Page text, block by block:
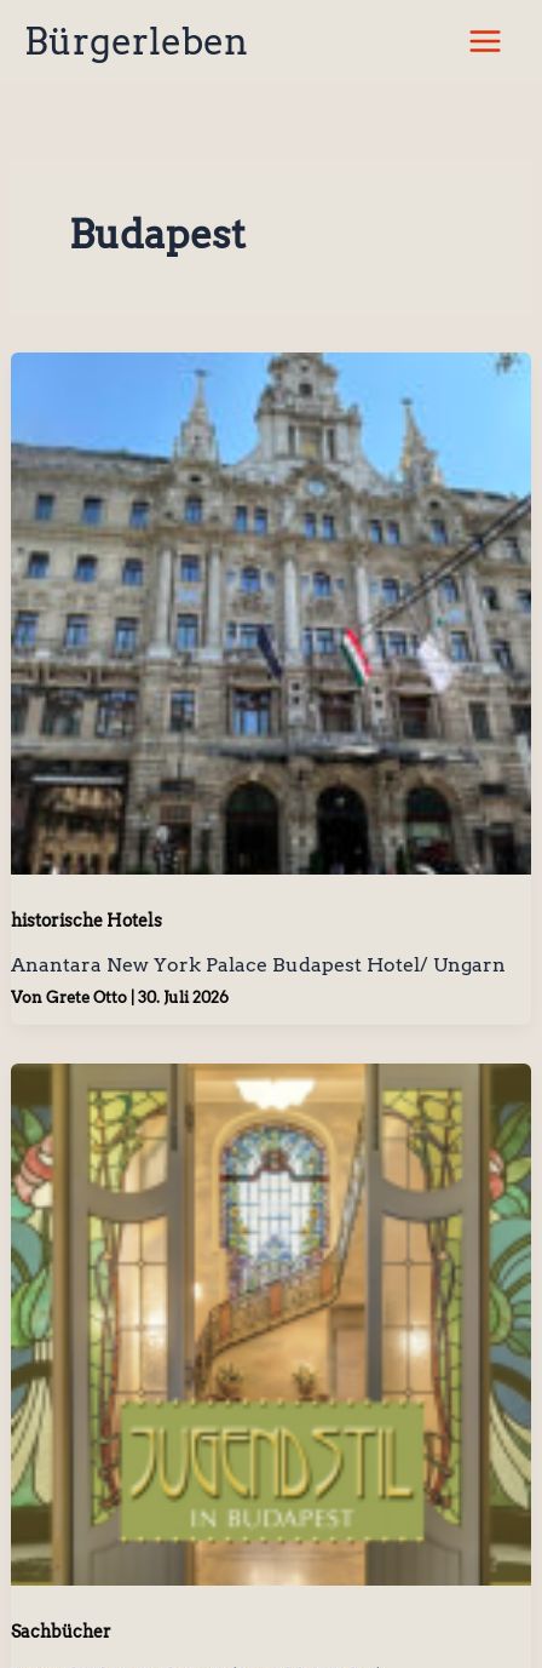
InhaltBürgerleben
Budapest
historische Hotels
Anantara New York Palace Budapest Hotel/ Ungarn
Von Grete Otto 30. Juli 2026
Sachbücher